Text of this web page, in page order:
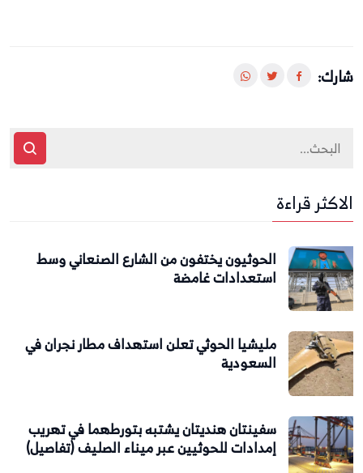
شارك:
الاكثر قراءة
الحوثيون يختفون من الشارع الصنعاني وسط
استعدادات غامضة
مليشيا الحوثي تعلن استهداف مطار نجران في
السعودية
سفينتان هنديتان يشتبه بتورطهما في تهريب
إمدادات للحوثيين عبر ميناء الصليف (تفاصيل)